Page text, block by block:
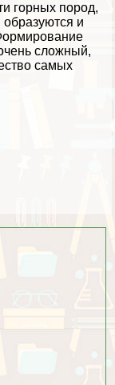
горных пород,
образуются и
сложный,
самых